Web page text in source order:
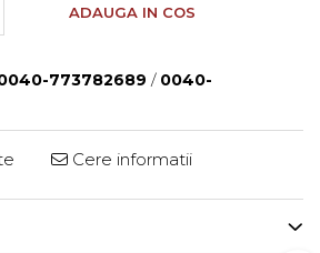
ADAUGA IN COS
773782689 / 0040-
Cere informatii